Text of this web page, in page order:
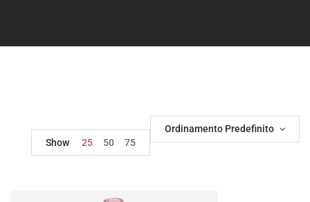
Ordinamento Predefinito
Show
25 50 75